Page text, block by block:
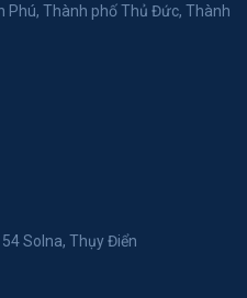
Phú, Thành phố Thủ Đức, Thành
Solna, Thụy Điển